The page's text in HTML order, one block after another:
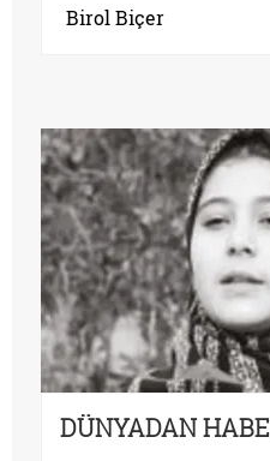
Birol Biçer
DÜNYADAN